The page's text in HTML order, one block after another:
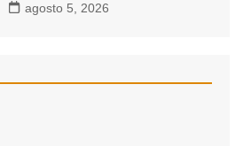
agosto 5, 2026